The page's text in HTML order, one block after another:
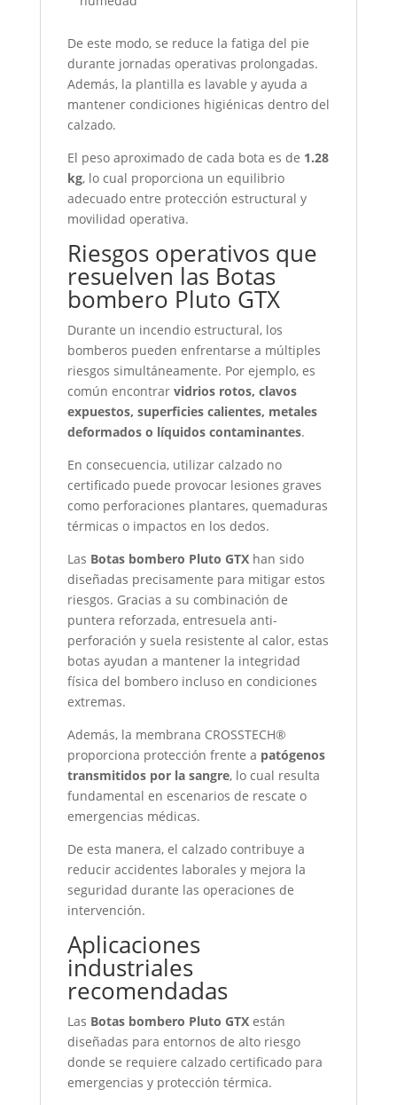
De este modo, se reduce la fatiga del pie
durante jornadas operativas prolongadas.
Además, la plantilla es lavable y ayuda a
mantener condiciones higiénicas dentro del
calzado.
El peso aproximado de cada bota es de 1.28
kg, lo cual proporciona un equilibrio
adecuado entre protección estructural y
movilidad operativa.
Riesgos operativos que
resuelven las Botas
bombero Pluto GTX
Durante un incendio estructural, los
bomberos pueden enfrentarse a múltiples
riesgos simultáneamente. Por ejemplo, es
común encontrar vidrios rotos, clavos
expuestos, superficies calientes, metales
deformados o líquidos contaminantes.
En consecuencia, utilizar calzado no
certificado puede provocar lesiones graves
como perforaciones plantares, quemaduras
térmicas o impactos en los dedos.
Las Botas bombero Pluto GTXhan sido
diseñadas precisamente para mitigar estos
riesgos. Gracias a su combinación de
puntera reforzada, entresuela anti-
perforación y suela resistente al calor, estas
botas ayudan a mantener la integridad
física del bombero incluso en condiciones
extremas.
Además, la membrana CROSSTECH®
proporciona protección frente a patógenos
transmitidos por la sangre, lo cual resulta
fundamental en escenarios de rescate o
emergencias médicas.
De esta manera, el calzado contribuye a
reducir accidentes laborales y mejora la
seguridad durante las operaciones de
intervención.
Aplicaciones
industriales
recomendadas
Las Botas bombero Pluto GTXestán
diseñadas para entornos de alto riesgo
donde se requiere calzado certificado para
emergencias y protección térmica.